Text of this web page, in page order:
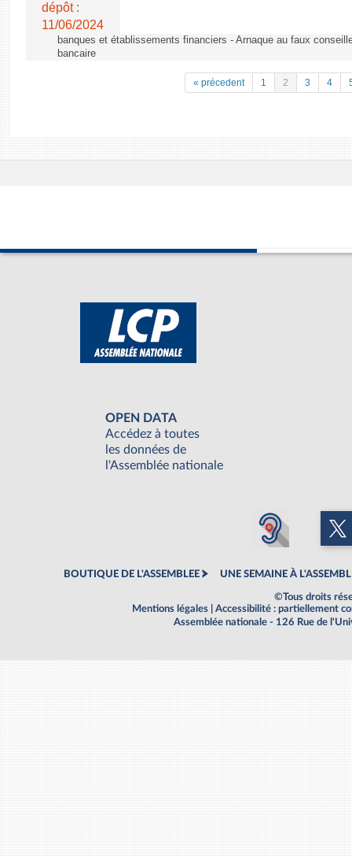
dépôt :
11/06/2024
banques et établissements financiers - Arnaque au faux
bancaire
« précedent 1 2 3 4
OPEN DATA
Accédez à toutes
les données de
l'Assemblée nationale
BOUTIQUE DE L'ASSEMBLEE UNE SEMAINE À
©Tous droits
Mentions légales
Accessibilité : partiellement
Assemblée nationale - 126 Rue de